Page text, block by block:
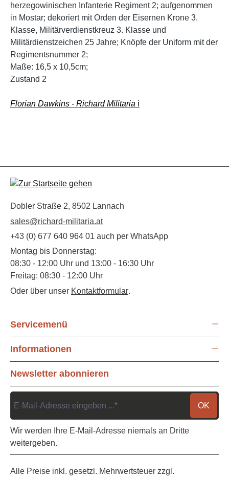
herzegowinischen Infanterie Regiment 2; aufgenommen
in Mostar; dekoriert mit Orden der Eisernen Krone 3.
Klasse, Militärverdienstkreuz 3. Klasse und
Militärdienstzeichen 25 Jahre; Knöpfe der Uniform mit der
Regimentsnummer 2;
Maße: 16,5 x 10,5cm;
Zustand 2
Florian Dawkins - Richard Militaria ℹ️
Dobler Straße 2, 8502 Lannach
sales@richard-militaria.at
+43 (0) 677 640 964 01 auch per WhatsApp
Montag bis Donnerstag:
08:30 - 12:00 Uhr und 13:00 - 16:30 Uhr
Freitag: 08:30 - 12:00 Uhr
Oder über unser Kontaktformular.
Servicemenü
Informationen
Newsletter abonnieren
OK
Wir werden Ihre E-Mail-Adresse niemals an Dritte
weitergeben.
Alle Preise inkl. gesetzl. Mehrwertsteuer zzgl.